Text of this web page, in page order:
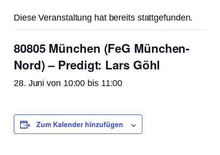
Diese Veranstaltung hat bereits stattgefunden.
80805 München (FeG München-
Nord) – Predigt: Lars Göhl
28. Juni von 10:00 bis 11:00
Zum Kalender hinzufügen